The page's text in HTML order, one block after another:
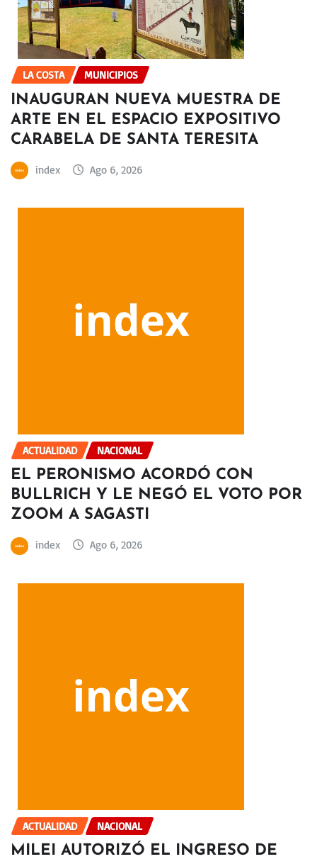
LA COSTA MUNICIPIOS
INAUGURAN NUEVA MUESTRA DE
ARTE EN EL ESPACIO EXPOSITIVO
CARABELA DE SANTA TERESITA
index Ago 6, 2026
ACTUALIDAD NACIONAL
EL PERONISMO ACORDÓ CON
BULLRICH Y LE NEGÓ EL VOTO POR
ZOOM A SAGASTI
index Ago 6, 2026
ACTUALIDAD NACIONAL
MILEI AUTORIZÓ EL INGRESO DE